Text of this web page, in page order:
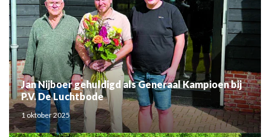
Jan Nijboer gehuldigd als Generaal Kampioen bij
P.V. De Luchtbode
1 oktober 2025